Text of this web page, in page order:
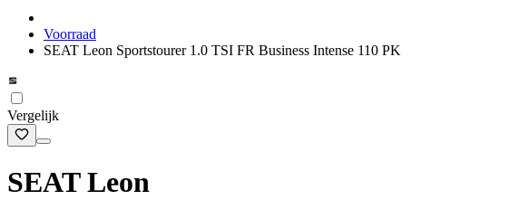
Voorraad
SEAT Leon Sportstourer 1.0 TSI FR Business Intense 110 PK
Vergelijk
SEAT Leon